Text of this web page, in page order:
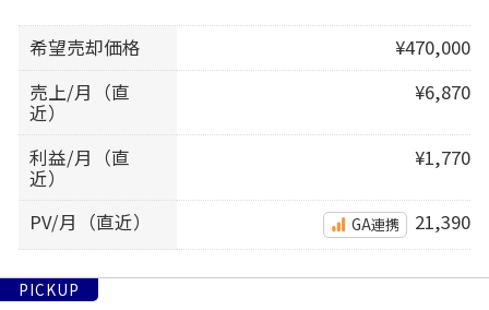
希望売却価格
¥470,000
売上/月（直
近）
¥6,870
利益/月（直
近）
¥1,770
PV/月（直近） GA連携 21,390
PICKUP